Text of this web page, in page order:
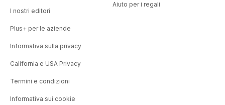
I nostri editori
Plus+ per le aziende
Informativa sulla privacy
California e USA Privacy
Termini e condizioni
Informativa sui cookie
Aiuto per i regali